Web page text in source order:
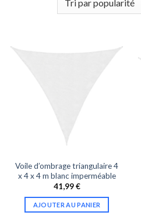
Voile d’ombrage triangulaire 4
x 4 x 4 m blanc imperméable
41,99€
AJOUTER AU PANIER